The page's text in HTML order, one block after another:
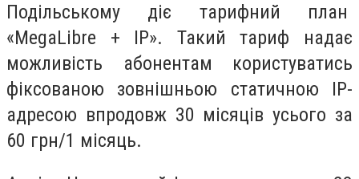
Подільському діє тарифний план
«MegaLibre + IP». Такий тариф надає
можливість абонентам користуватись
фіксованою зовнішньою статичною IP-
адресою впродовж 30 місяців усього за
60 грн/1 місяць.